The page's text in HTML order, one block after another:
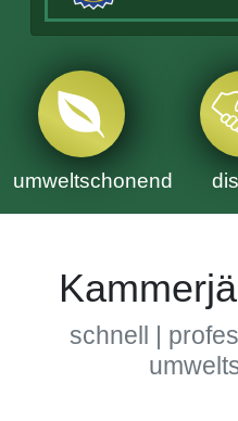
umweltschonend
schnell |